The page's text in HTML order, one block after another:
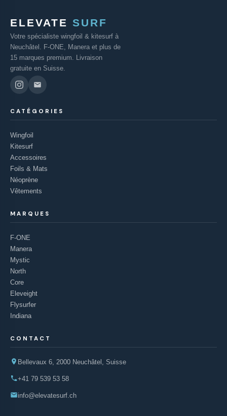
ELEVATE SURF
Votre spécialiste wingfoil & kitesurf à
Neuchâtel. F-ONE, Manera et plus de
15 marques premium. Livraison
gratuite en Suisse.
CATÉGORIES
Wingfoil
Kitesurf
Accessoires
Foils & Mats
Néoprène
Vêtements
MARQUES
F-ONE
Manera
Mystic
North
Core
Eleveight
Flysurfer
Indiana
CONTACT
Bellevaux 6, 2000 Neuchâtel, Suisse
+41 79 539 53 58
info@elevatesurf.ch